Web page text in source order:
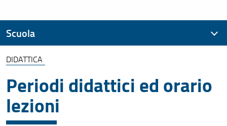
DIDATTICA
Periodi didattici ed orario
lezioni
Scuola
Presentazione
Assicurazione della Qualità
Organizzazione